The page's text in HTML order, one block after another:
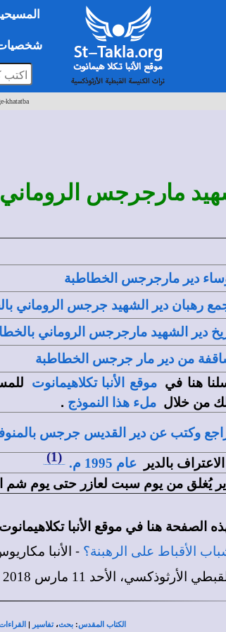
khatatba
مارجرجس الروماني
دير مارجرجس الخطاطبة
رهبان دير الشهيد جرجس الروماني
دير الشهيد مارجرجس الروماني
من دير مار جرجس الخطاطبة
هنا في موقع الأنبا تكلاهيمانوت
من خلال ملء هذا النموذج .
وكتب عن دير القديس جرجس
بالدير عام 1995 م.
(1)
يُغلق من يوم سبت لعازر حتى يوم شم
الصفحة هنا في موقع الأنبا تكلاهيمانوت
الأقباط على الرهبنة؟ - الأنبا
الأحد 11 مارس 2018 م. - 2 برمهات 1734 ش.
الكتاب المقدس:بحث،تفاسير |